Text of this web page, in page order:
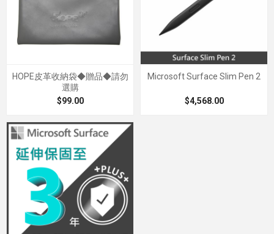
HOPE皮革收納袋◆贈品◆請勿
選購
$99.00
Microsoft Surface Slim Pen 2
$4,568.00